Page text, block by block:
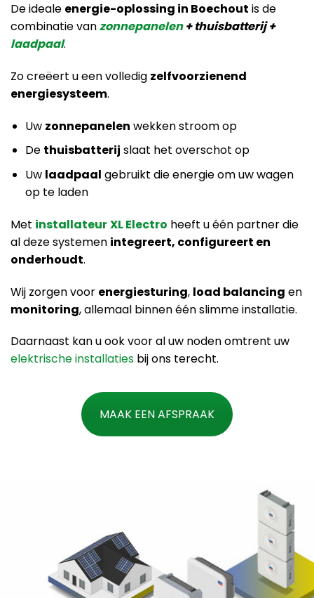
De ideale energie-oplossing in Boechout is de
combinatie vanzonnepanelen+ thuisbatterij +
laadpaal.
Zo creëert u een volledig zelfvoorzienend
energiesysteem.
Uw zonnepanelen wekken stroom op
De thuisbatterij slaat het overschot op
Uw laadpaal gebruikt die energie om uw wagen
op te laden
Met installateurXL Electro heeft u één partner die
al deze systemen integreert, configureert en
onderhoudt.
Wij zorgen voor energiesturing, load balancing en
monitoring, allemaal binnen één slimme installatie.
Daarnaast kan u ook voor al uw noden omtrent uw
elektrische installaties bij ons terecht.
MAAK EEN AFSPRAAK